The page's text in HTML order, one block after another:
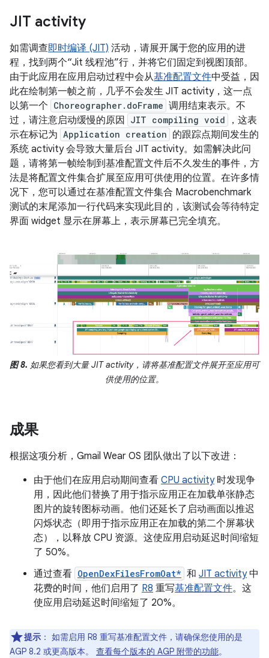
JIT activity
如需调查即时编译 (JIT) 活动，请展开属于您的应用的进
程，找到两个“Jit 线程池”行，并将它们固定到视图顶部。
由于此应用在应用启动过程中会从基准配置文件中受益，因
此在绘制第一帧之前，几乎不会发生 JIT activity，这一点
以第一个 Choreographer.doFrame 调用结束表示。不
过，请注意启动缓慢的原因
JIT compiling void
，这表
示在标记为 Application creation 的跟踪点期间发生的
系统 activity 会导致大量后台 JIT activity。如需解决此问
题，请将第一帧绘制到基准配置文件后不久发生的事件，方
法是将配置文件集合扩展至应用可供使用的位置。在许多情
况下，您可以通过在基准配置文件集合 Macrobenchmark
测试的末尾添加一行代码来实现此目的，该测试会等待特定
界面 widget 显示在屏幕上，表示屏幕已完全填充。
图 8. 如果您看到大量 JIT activity，请将基准配置文件展开至应用可
供使用的位置。
成果
根据这项分析，Gmail Wear OS 团队做出了以下改进：
由于他们在应用启动期间查看 CPU activity时发现争
用，因此他们替换了用于指示应用正在加载单张静态
图片的旋转图标动画。他们还延长了启动画面以推迟
闪烁状态（即用于指示应用正在加载的第二个屏幕状
态），以释放 CPU 资源。这使应用启动延迟时间缩短
了 50%。
通过查看 OpenDexFilesFromOat* 和 JIT activity中
花费的时间，他们启用了 R8 重写基准配置文件。这
使应用启动延迟时间缩短了 20%。
提示 ： 如需启用 R8 重写基准配置文件，请确保您使用的是
AGP 8.2 或更高版本。 查看每个版本的 AGP 附带的功能。